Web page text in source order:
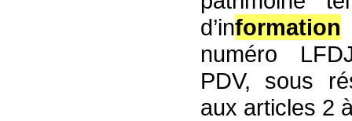
d’information
numéro
PDV, sous
aux articles 2